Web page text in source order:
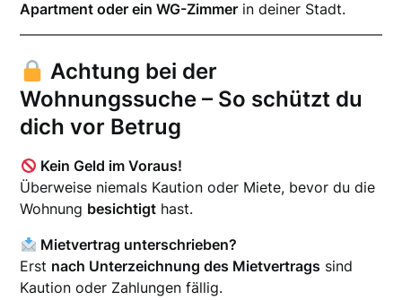
Apartment oder ein WG-Zimmer in deiner Stadt.
Achtung bei der
Wohnungssuche – So schützt du
dich vor Betrug
Kein Geld im Voraus!
Überweise niemals Kaution oder Miete, bevor du die
Wohnung besichtigt hast.
Mietvertrag unterschrieben?
Erst nach Unterzeichnung des Mietvertrags sind
Kaution oder Zahlungen fällig.